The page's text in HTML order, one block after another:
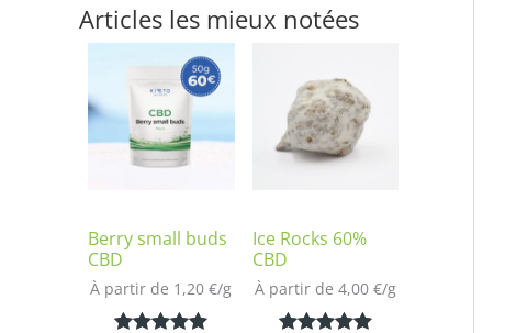
Articles les mieux notées
Berry small buds
CBD
À partir de 1,20€/g
Ice Rocks 60%
CBD
À partir de 4,00 €/g